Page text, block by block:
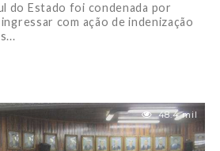
do Estado foi condenada por
com ação de indenização
48.4 mil